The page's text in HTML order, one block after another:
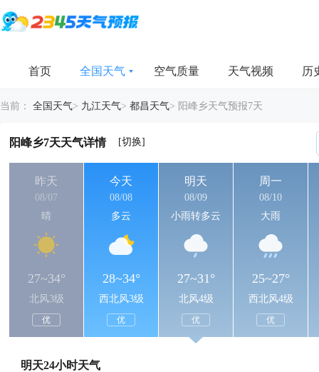
首页 全国天气 空气质量 天气视频 历
当前： 全国天气> 九江天气> 都昌天气> 阳峰乡天气预报7天
阳峰乡7天天气详情 [切换]
昨天
08/07
晴
27~34°
北风3级
优
今天
08/08
多云
28~34°
西北风3级
优
明天
08/09
小雨转多云
27~31°
北风4级
优
周一
08/10
大雨
25~27°
西北风4级
优
明天24小时天气